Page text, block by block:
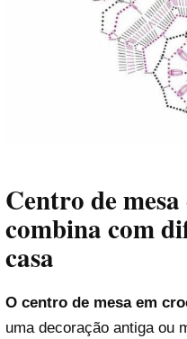
Centro de
combina com
casa
O centro de mesa em
uma decoração antiga ou